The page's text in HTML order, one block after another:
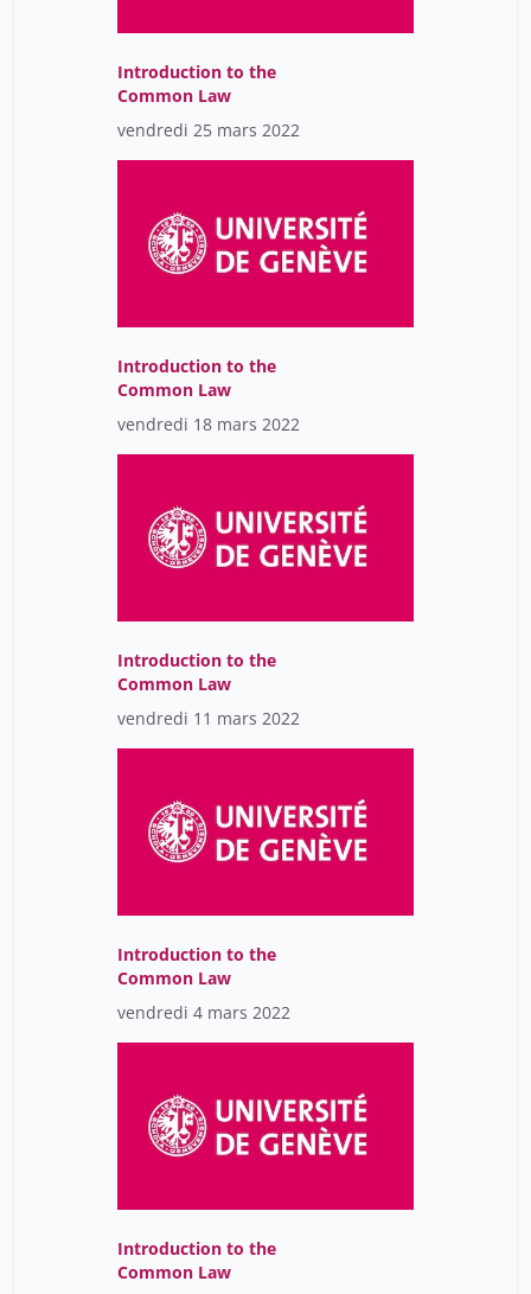
Introduction to the
Common Law
vendredi 25 mars 2022
Introduction to the
Common Law
vendredi 18 mars 2022
Introduction to the
Common Law
vendredi 11 mars 2022
Introduction to the
Common Law
vendredi 4 mars 2022
Introduction to the
Common Law